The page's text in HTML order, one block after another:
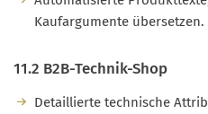
Kaufargumente übersetzen.
11.2 B2B-Technik-Shop
Detaillierte technische